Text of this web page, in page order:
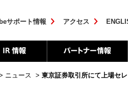
サポート情報 アクセス
ニュース > 東京証券取引所にて上場セ